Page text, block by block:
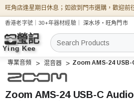
旺角店逢星期日休息；如欲到門市選購，歡迎前
香港老字號｜30+年器材經驗｜深水埗・旺角門市
搜
索
專業音頻 混音器
Zoom AMS-24 USB-C